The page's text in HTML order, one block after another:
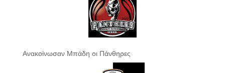
Ανακοίνωσαν Μπάδη οι Πάνθηρες